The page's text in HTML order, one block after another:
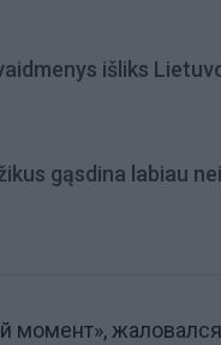
išliks
gąsdina labiau nei
момент»,